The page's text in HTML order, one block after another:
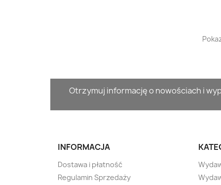
Otrzymuj informację o nowościach i
INFORMACJA
Dostawa i płatność
Regulamin Sprzedaży